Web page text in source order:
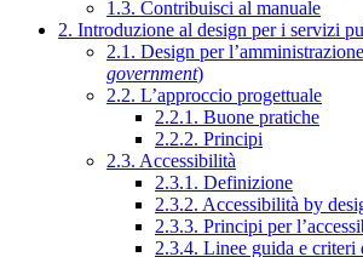
1.3. Contribuisci al manuale
2. Introduzione al design per i servizi
2.1. Design per
government)
2.2. L’approccio progettuale
2.2.1. Buone pratiche
2.2.2. Principi
2.3. Accessibilità
2.3.1. Definizione
2.3.2. Accessibilità by
2.3.3. Principi per
2.3.4. Linee guida e criteri